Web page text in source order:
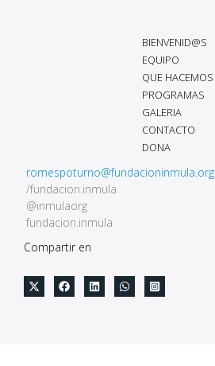
BIENVENID@S
EQUIPO
QUE HACEMOS
PROGRAMAS
GALERIA
CONTACTO
DONA
romespoturno@fundacioninmula.org
/fundacion.inmula
@inmulaorg
fundacion.inmula
Compartir en